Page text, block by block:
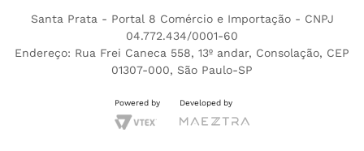
Santa Prata - Portal 8 Comércio e Importação - CNPJ
04.772.434/0001-60
Endereço: Rua Frei Caneca 558, 13º andar, Consolação, CEP
01307-000, São Paulo-SP
Powered by Developed by